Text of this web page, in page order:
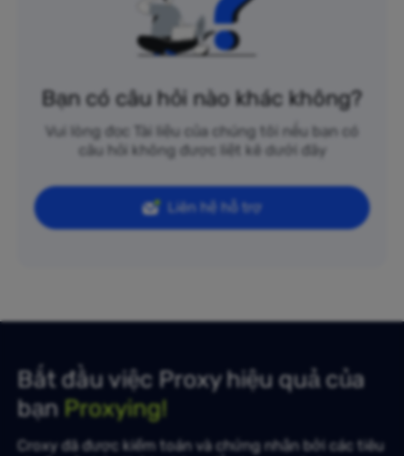
Bạn có câu hỏi nào khác không?
Vui lòng đọc Tài liệu của chúng tôi nếu bạn có
câu hỏi không được liệt kê dưới đây
Liên hệ hỗ trợ
Bắt đầu việc Proxy hiệu quả của
bạn Proxying!
Croxy đã được kiểm toán và chứng nhận bởi các tiêu